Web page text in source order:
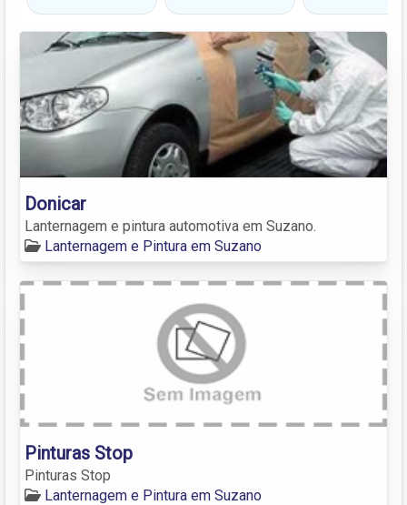
Donicar
Lanternagem e pintura automotiva em Suzano.
Lanternagem e Pintura em Suzano
Pinturas Stop
Pinturas Stop
Lanternagem e Pintura em Suzano